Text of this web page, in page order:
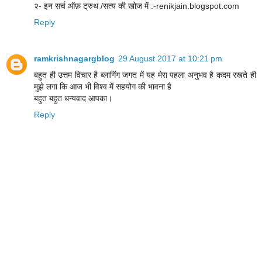
२- इन सर्च ऑफ़ ट्रुथ /सत्य की खोज में :-renikjain.blogspot.com
Reply
ramkrishnagargblog 29 August 2017 at 10:21 pm
बहुत ही उत्तम विचार है ब्लागिंग जगत में यह मेरा पहला अनुभव है कदम रखते ही
मुझे लगा कि आज भी विश्व में सहयोग की भावना है
बहुत बहुत धन्यवाद आपका।
Reply